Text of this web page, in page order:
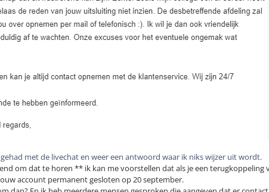
met de livechat en weer een antwoord waar ik niks wijzer uit wordt.
om dat te horen ** ik kan me voorstellen dat als je een
account permanent gesloten op 20 september.